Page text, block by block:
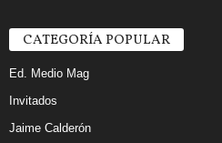
CATEGORÍA POPULAR
Ed. Medio Mag
Invitados
Jaime Calderón